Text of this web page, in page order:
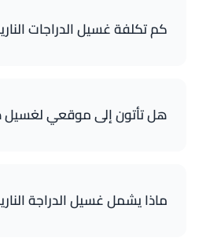
كم تكلفة غسيل الدراجات
للتفصيل المتميز الكامل. تعتمد
هل تأتون إلى موقعي لغسيل
أي مكان في الكويت. سواء كانت
ماذا يشمل غسيل الدراجة